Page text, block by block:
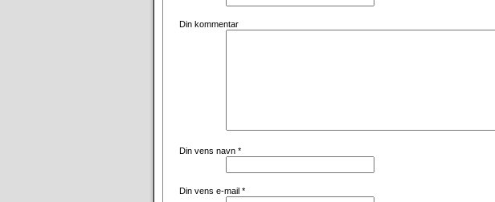
Din kommentar
Din vens navn *
Din vens e-mail *